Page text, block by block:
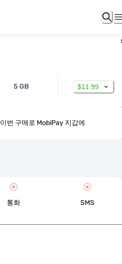
5 GB $11.99
이번 구매로 MobiPay 지갑에
통화 SMS